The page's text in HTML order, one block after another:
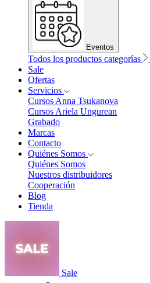
Eventos
Todos los productos categorías
Sale
Ofertas
Servicios
Cursos Anna Tsukanova
Cursos Ariela Ungurean
Grabado
Marcas
Contacto
Quiénes Somos
Quiénes Somos
Nuestros distribuidores
Cooperación
Blog
Tienda
Sale